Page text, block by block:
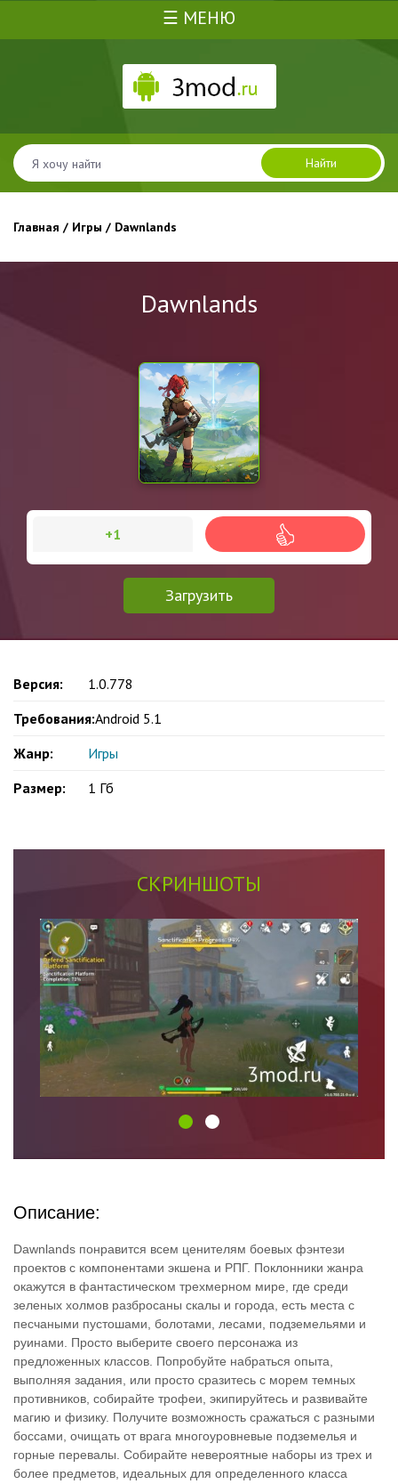
☰ МЕНЮ
Найти
Главная / Игры / Dawnlands
Dawnlands
Загрузить
+1
Версия:
1.0.778
Требования:Android 5.1
Жанр:
Игры
Размер:
1 Гб
СКРИНШОТЫ
Описание:
Dawnlands понравится всем ценителям боевых фэнтези
проектов с компонентами экшена и РПГ. Поклонники жанра
окажутся в фантастическом трехмерном мире, где среди
зеленых холмов разбросаны скалы и города, есть места с
песчаными пустошами, болотами, лесами, подземельями и
руинами. Просто выберите своего персонажа из
предложенных классов. Попробуйте набраться опыта,
выполняя задания, или просто сразитесь с морем темных
противников, собирайте трофеи, экипируйтесь и развивайте
магию и физику. Получите возможность сражаться с разными
боссами, очищать от врага многоуровневые подземелья и
горные перевалы. Собирайте невероятные наборы из трех и
более предметов, идеальных для определенного класса